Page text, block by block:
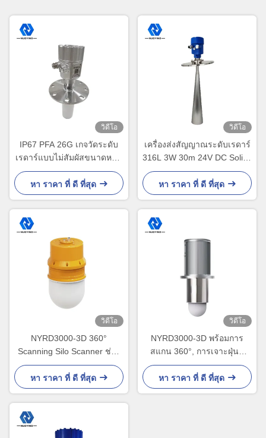
วิดีโอ
IP67 PFA 26G เกจวัดระดับ
เรดาร์แบบไม่สัมผัสขนาดหน้า
แปลนแบบกำหนดเอง
หา ราคา ที่ ดี ที่สุด
วิดีโอ
เครื่องส่งสัญญาณระดับเรดาร์
316L 3W 30m 24V DC Solids
Monitoring
หา ราคา ที่ ดี ที่สุด
วิดีโอ
NYRD3000-3D 360°
Scanning Silo Scanner ช่วง
อุณหภูมิกว้าง - 40°C ถึง 85°C
หา ราคา ที่ ดี ที่สุด
วิดีโอ
NYRD3000-3D พร้อมการ
สแกน 360°, การเจาะฝุ่นที่
แข็งแกร่ง, ความแม่นยำของ
ปริมาตร ±0.5%
หา ราคา ที่ ดี ที่สุด